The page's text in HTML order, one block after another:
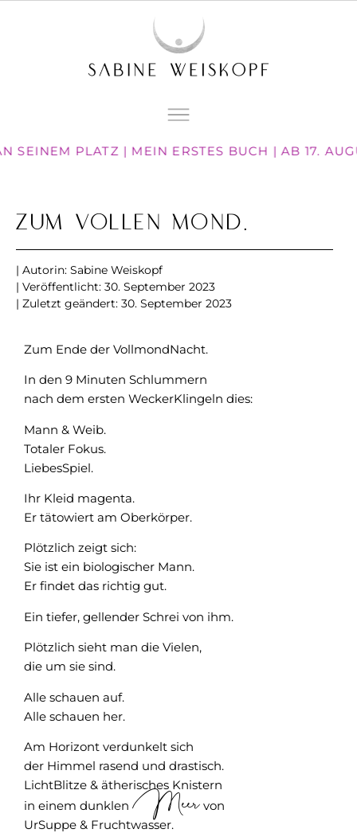
SEINEM PLATZ | MEIN ERSTES BUCH | AB 17.
Zum Vollen Mond.
| Autorin: Sabine Weiskopf
| Veröffentlicht: 30. September 2023
| Zuletzt geändert: 30. September 2023
Zum Ende der VollmondNacht.
In den 9 Minuten Schlummern
nach dem ersten WeckerKlingeln dies:
Mann & Weib.
Totaler Fokus.
LiebesSpiel.
Ihr Kleid magenta.
Er tätowiert am Oberkörper.
Plötzlich zeigt sich:
Sie ist ein biologischer Mann.
Er findet das richtig gut.
Ein tiefer, gellender Schrei von ihm.
Plötzlich sieht man die Vielen,
die um sie sind.
Alle schauen auf.
Alle schauen her.
Am Horizont verdunkelt sich
der Himmel rasend und drastisch.
LichtBlitze & ätherisches Knistern
in einem dunklen Meer von
UrSuppe & Fruchtwasser.